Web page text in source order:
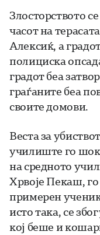
Злосторството
часот на
Алексиќ, а
полициска
градот беа
граѓаните беа
своите домови.
Веста за
училиште го
на средното
Хрвоје Пекаш,
примерен
исто така, се
кој беше и